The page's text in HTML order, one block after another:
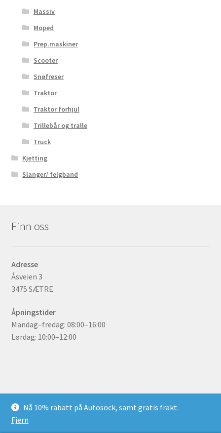
Nå 10% rabatt på Autosock, samt gratis frakt.
Fjern
Massiv
Moped
Prep.maskiner
Scooter
Snøfreser
Traktor
Traktor forhjul
Trillebår og tralle
Truck
Kjetting
Slanger/ felgband
Finn oss
Adresse
Åsveien 3
3475 SÆTRE
Åpningstider
Mandag–fredag: 08:00–16:00
Lørdag: 10:00–12:00
Bygget med WooCommerce.